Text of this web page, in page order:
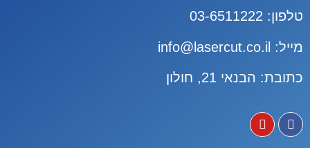
טלפון: 03-6511222
מייל: info@lasercut.co.il
כתובת: הבנאי 21, חולון